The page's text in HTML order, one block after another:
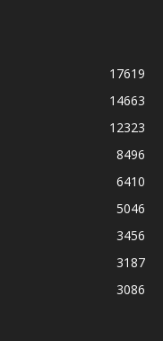
17619
14663
12323
8496
6410
5046
3456
3187
3086